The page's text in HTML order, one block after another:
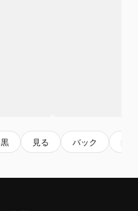
黒 見る バック